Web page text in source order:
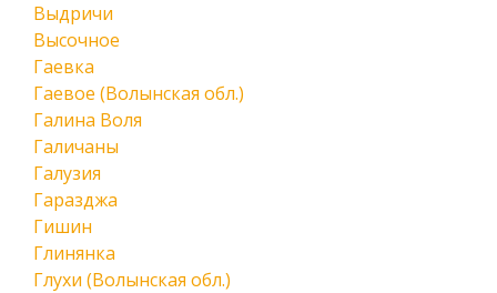
Выдричи
Высочное
Гаевка
Гаевое (Волынская обл.)
Галина Воля
Галичаны
Галузия
Гаразджа
Гишин
Глинянка
Глухи (Волынская обл.)